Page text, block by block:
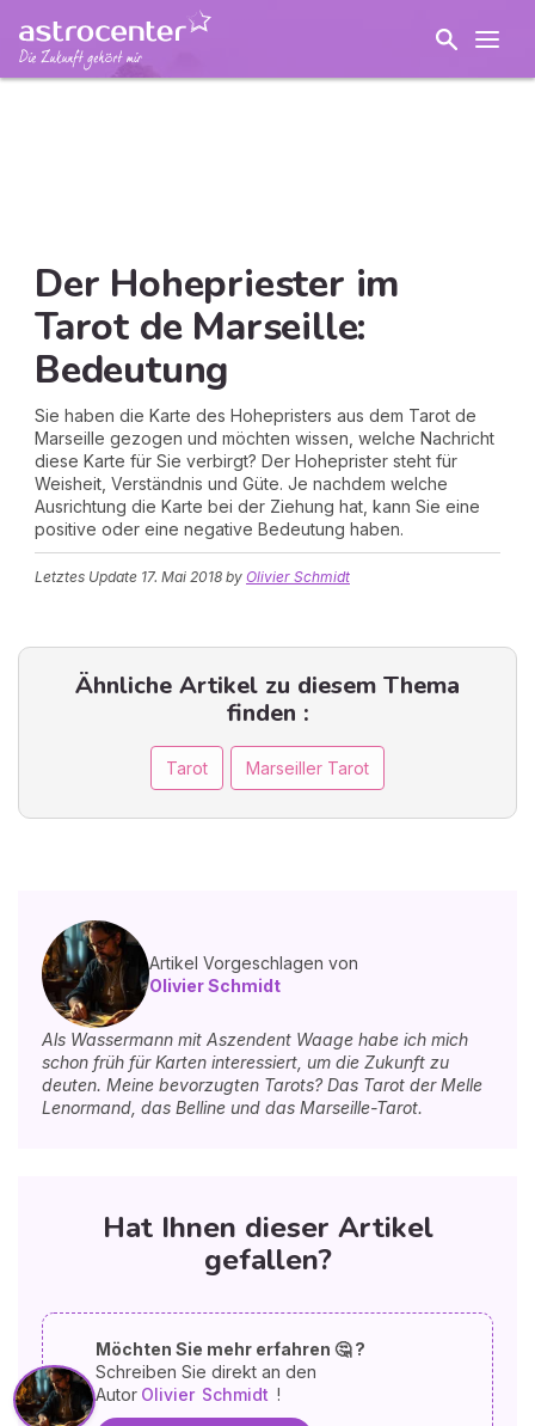
Der Hohepriester im
Tarot de Marseille:
Bedeutung
Sie haben die Karte des Hohepristers aus dem Tarot de
Marseille gezogen und möchten wissen, welche Nachricht
diese Karte für Sie verbirgt? Der Hoheprister steht für
Weisheit, Verständnis und Güte. Je nachdem welche
Ausrichtung die Karte bei der Ziehung hat, kann Sie eine
positive oder eine negative Bedeutung haben.
Letztes Update 17. Mai 2018 by Olivier Schmidt
Ähnliche Artikel zu diesem Thema
finden :
Tarot Marseiller Tarot
Artikel Vorgeschlagen von
Olivier Schmidt
Als Wassermann mit Aszendent Waage habe ich mich
schon früh für Karten interessiert, um die Zukunft zu
deuten. Meine bevorzugten Tarots? Das Tarot der Melle
Lenormand, das Belline und das Marseille-Tarot.
Hat Ihnen dieser Artikel
gefallen?
Möchten Sie mehr erfahren 🤔 ?
Schreiben Sie direkt an den
Autor Olivier Schmidt !